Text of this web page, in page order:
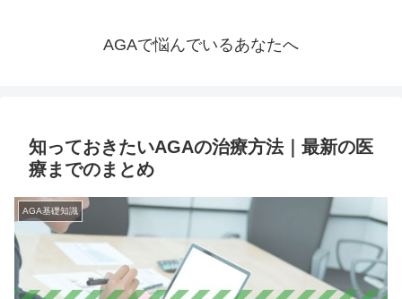
AGAで悩んでいるあなたへ
知っておきたいAGAの治療方法｜最新の医
療までのまとめ
AGA基礎知識